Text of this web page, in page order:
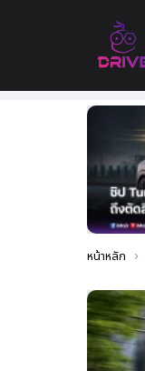
เรื่อง
ล่าสุด
คุณอยู่ที่นี่:
หน้าหลัก